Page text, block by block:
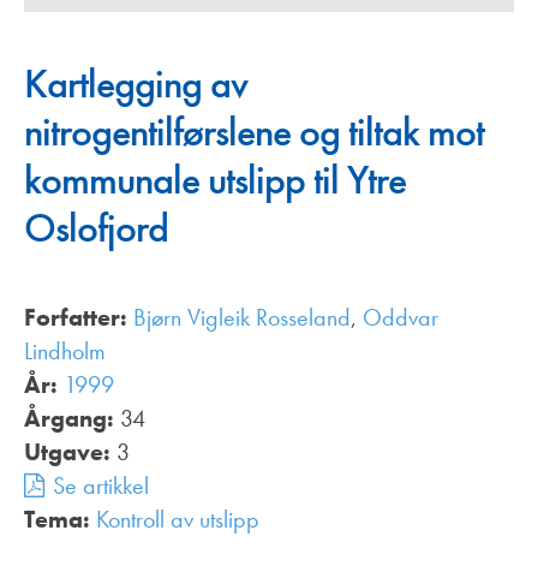
Kartlegging av
nitrogentilførslene og tiltak mot
kommunale utslipp til Ytre
Oslofjord
Forfatter: Bjørn Vigleik Rosseland, Oddvar
Lindholm
År: 1999
Årgang: 34
Utgave: 3
Se artikkel
Tema: Kontroll av utslipp